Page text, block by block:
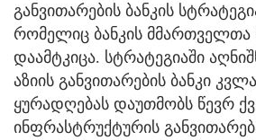
განვითარების ბანკის
რომელიც ბანკის მმართველთა
დაამტკიცა. სტრატეგიაში
აზიის განვითარების ბანკი
ყურადღებას დაუთმობს წევრ
ინფრასტრუქტურის